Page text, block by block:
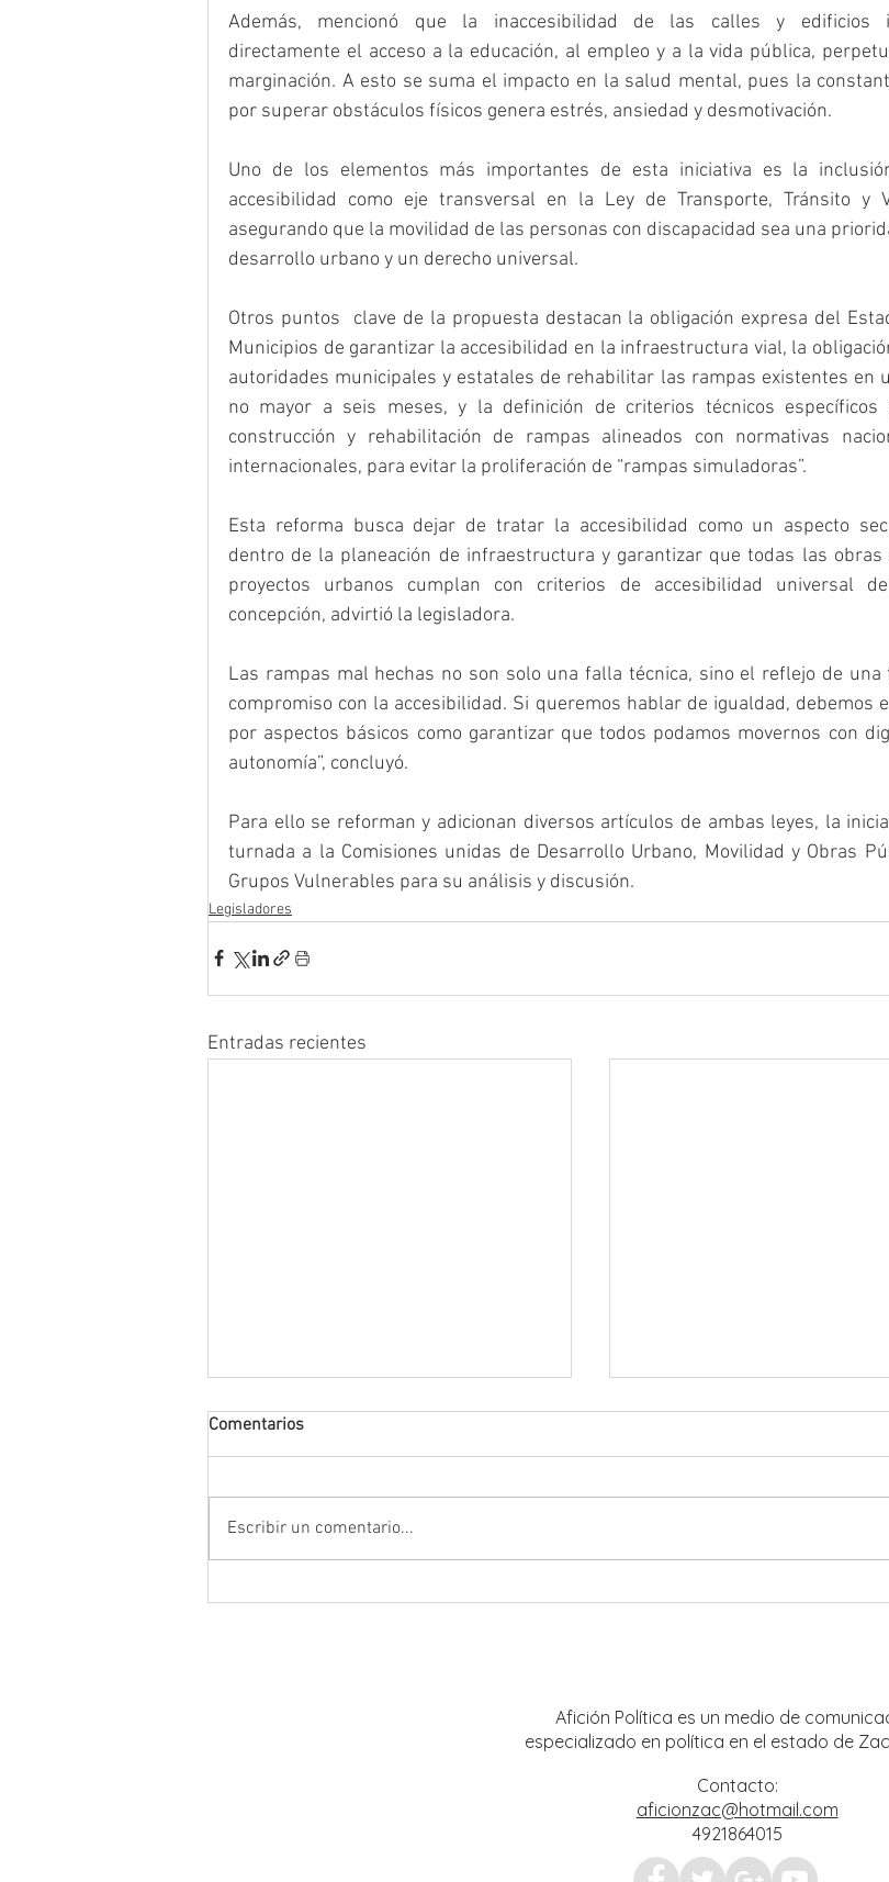
Además, mencionó que la inaccesibilidad de las calles y edificios
directamente el acceso a la educación, al empleo y a la vida pública,
marginación. A esto se suma el impacto en la salud mental, pues la
por superar obstáculos físicos genera estrés, ansiedad y desmotivación.
Uno de los elementos más importantes de esta iniciativa es la
accesibilidad como eje transversal en la Ley de Transporte, Tránsito y
asegurando que la movilidad de las personas con discapacidad sea una
desarrollo urbano y un derecho universal.
Otros puntos  clave de la propuesta destacan la obligación expresa del
Municipios de garantizar la accesibilidad en la infraestructura vial, la
autoridades municipales y estatales de rehabilitar las rampas existentes en
no mayor a seis meses, y la definición de criterios técnicos específicos
construcción y rehabilitación de rampas alineados con normativas
internacionales, para evitar la proliferación de “rampas simuladoras”.
Esta reforma busca dejar de tratar la accesibilidad como un aspecto
dentro de la planeación de infraestructura y garantizar que todas las obras
proyectos urbanos cumplan con criterios de accesibilidad universal
concepción, advirtió la legisladora.
Las rampas mal hechas no son solo una falla técnica, sino el reflejo de una
compromiso con la accesibilidad. Si queremos hablar de igualdad, debemos
por aspectos básicos como garantizar que todos podamos movernos con
autonomía”, concluyó.
Para ello se reforman y adicionan diversos artículos de ambas leyes, la
turnada a la Comisiones unidas de Desarrollo Urbano, Movilidad y Obras
Grupos Vulnerables para su análisis y discusión.
Legisladores
Entradas recientes
Comentarios
Escribir un comentario...
Afición Política es un medio de
especializado en política en el estado de
Contacto:
aficionzac@hotmail.com
4921864015